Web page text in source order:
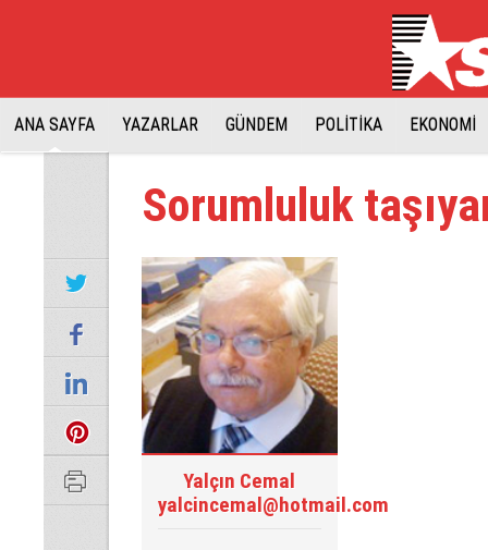
ANA SAYFA YAZARLAR GÜNDEM POLİTİKA EKONOMİ
Sorumluluk
Yalçın Cemal
yalcincemal@hotmail.com